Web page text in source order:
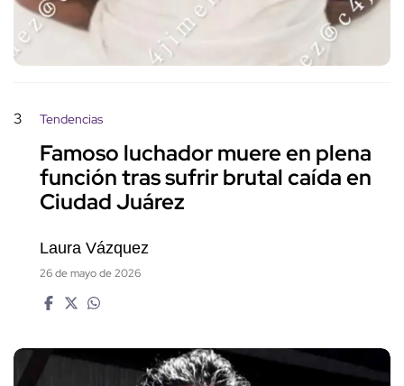
3 Tendencias
Famoso luchador muere en plena
función tras sufrir brutal caída en
Ciudad Juárez
Laura Vázquez
26 de mayo de 2026